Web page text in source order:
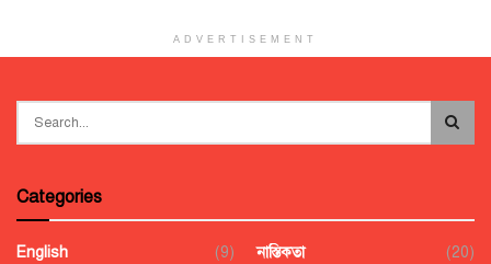
ADVERTISEMENT
Categories
English
(9)
নাস্তিকতা
(20)